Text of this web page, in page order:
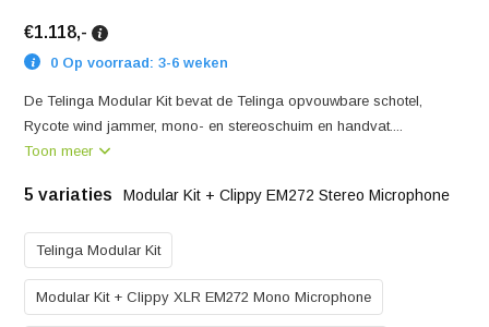
€1.118,-
0 Op voorraad: 3-6 weken
De Telinga Modular Kit bevat de Telinga opvouwbare schotel,
Rycote wind jammer, mono- en stereoschuim en handvat....
Toon meer
5 variaties Modular Kit + Clippy EM272 Stereo Microphone
Telinga Modular Kit
Modular Kit + Clippy XLR EM272 Mono Microphone